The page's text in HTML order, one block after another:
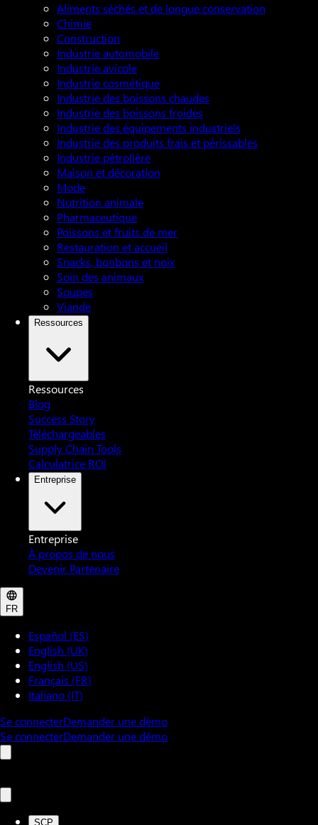
Aliments séchés et de longue conservation
Chimie
Construction
Industrie automobile
Industrie avicole
Industrie cosmétique
Industrie des boissons chaudes
Industrie des boissons froides
Industrie des équipements industriels
Industrie des produits frais et périssables
Industrie pétrolière
Maison et décoration
Mode
Nutrition animale
Pharmaceutique
Poissons et fruits de mer
Restauration et accueil
Snacks, bonbons et noix
Soin des animaux
Soupes
Viande
Ressources
Ressources
Blog
Success Story
Téléchargeables
Supply Chain Tools
Calculatrice ROI
Entreprise
Entreprise
À propos de nous
Devenir Partenaire
FR
Español (ES)
English (UK)
English (US)
Français (FR)
Italiano (IT)
Se connecterDemander une démo
Se connecterDemander une démo
SCP